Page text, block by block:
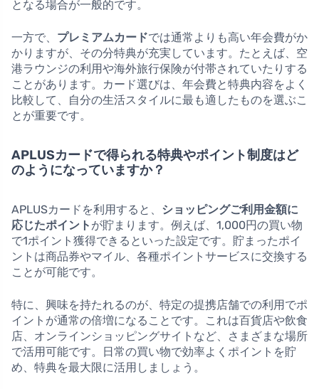
となる場合が一般的です。
一方で、 プレミアムカードでは通常よりも高い年会費がか
かりますが、その分特典が充実しています。たとえば、空
港ラウンジの利用や海外旅行保険が付帯されていたりする
ことがあります。カード選びは、年会費と特典内容をよく
比較して、自分の生活スタイルに最も適したものを選ぶこ
とが重要です。
APLUSカードで得られる特典やポイント制度はど
のようになっていますか？
APLUSカードを利用すると、 ショッピングご利用金額に
応じたポイント が貯まります。例えば、1,000円の買い物
で1ポイント獲得できるといった設定です。貯まったポイ
ントは商品券やマイル、各種ポイントサービスに交換する
ことが可能です。
特に、興味を持たれるのが、特定の提携店舗での利用でポ
イントが通常の倍増になることです。これは百貨店や飲食
店、オンラインショッピングサイトなど、さまざまな場所
で活用可能です。日常の買い物で効率よくポイントを貯
め、特典を最大限に活用しましょう。